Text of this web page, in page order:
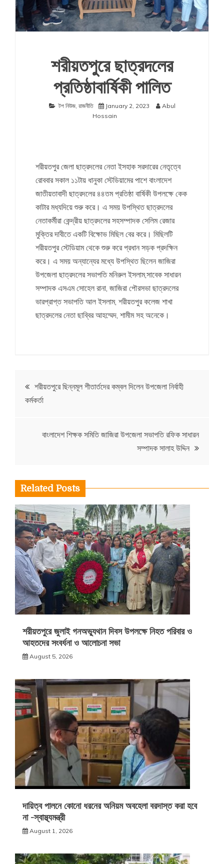
শরীয়তপুরে ছাত্রদলের
প্রতিষ্ঠাবার্ষিকী পালিত
টপ নিউজ, রাজনীতি January 2, 2023
Abul
Hossain
শরীয়তপুর জেলা ছাত্রদলের নেতা ইসহাক সরদারের নেতৃত্বে
রোববার সকাল ১১টায় ধানুকা স্টেডিয়ামের পাশে বাংলাদেশ
জাতীয়তাবাদী ছাত্রদলের ৪৪তম প্রতিষ্ঠা বার্ষিকী উপলক্ষে কেক
কাটার মধ্যদিয়ে শুরু করে। এ সময় উপস্থিত ছাত্রদলের
নেতাকর্মীরা কেন্দ্রীয় ছাত্রদলের সহসম্পাদক সেলিম রেজার
মুক্তির দাবীতে একটি বিক্ষোভ মিছিল বের করে। মিছিলটি
শরীয়তপুর স্টেডিয়াম থেকে শুরু করে প্রধান সড়ক প্রদক্ষিন
করে। এ সময় অন্যান্যের মধ্যে উপস্থিত ছিলেন জাজিরা
উপজেলা ছাত্রদলের সভাপতি মনিরুল ইসলাম,সাবেক সাধারন
সম্পাদক এসএম সোহেল রানা, জাজিরা পৌরসভা ছাত্রদলের
ভারপ্রাপ্ত সভাপতি আল ইসলাম, শরীয়তপুর কলেজ শাখা
ছাত্রদলের নেতা ছাব্বির আহম্মেদ, শামীম সহ অনেকে।
Post
শরীয়তপুরে ছিন্নমূল শীতার্তদের কম্বল দিলেন উপজেলা নির্বাহী
কর্মকর্তা
বাংলাদেশ শিক্ষক সমিতি জাজিরা উপজেলা সভাপতি রফিক সাধারন
সম্পাদক সালাহ উদ্দিন
Related Posts
শরীয়তপুরে জুলাই গনঅভ্যুথান দিবস উপলক্ষে নিহত পরিবার ও
আহতদের সংবর্ধনা ও আলোচনা সভা
August 5, 2026
দায়িত্ব পালনে কোনো ধরনের অনিয়ম অবহেলা বরদাস্ত করা হবে
না -স্বাস্থ্যমন্ত্রী
August 1, 2026